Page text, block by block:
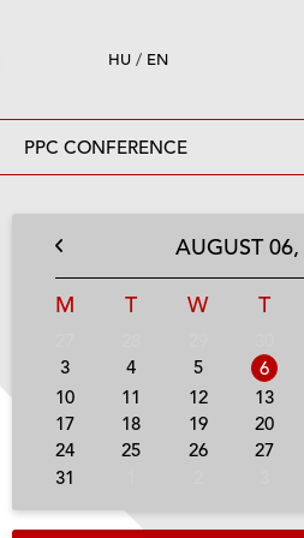
HU / EN
PPC CONFERENCE
AUGUST06,
M T W T
3
4 5 6
10
11 12 13
17
18 19 20
24
25 26 27
31